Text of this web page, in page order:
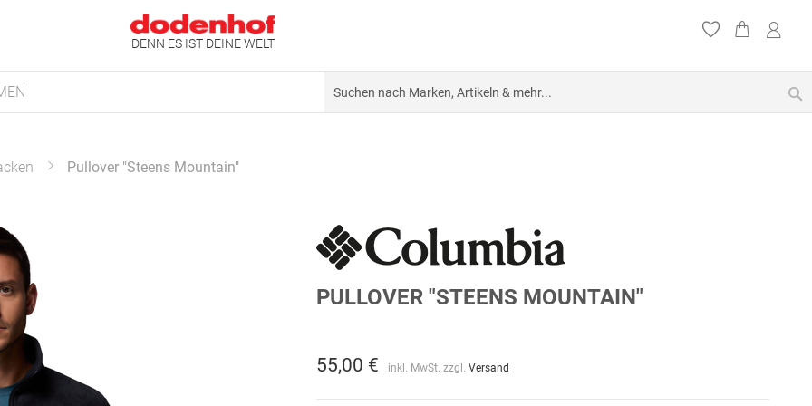
DENN ES IST DEINE WELT
Pullover "Steens Mountain"
PULLOVER "STEENS MOUNTAIN"
55,00 € inkl. MwSt. zzgl.Versand